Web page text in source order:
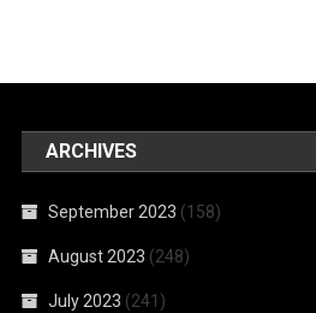
ARCHIVES
September 2023 (158)
August 2023 (248)
July 2023 (241)